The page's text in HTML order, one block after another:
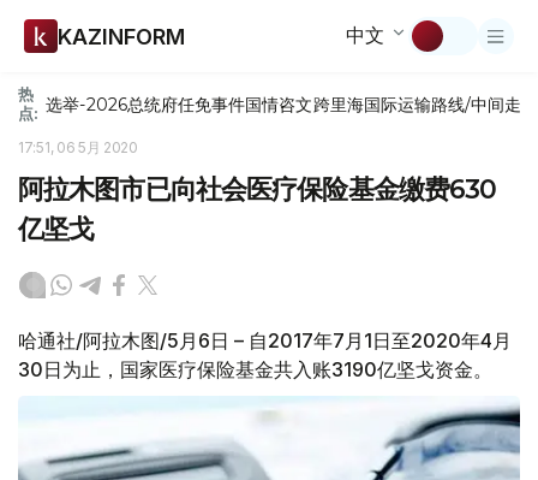
KAZINFORM 中文
热
点: 选举-2026总统府任免事件国情咨文跨里海国际运输路线/中间走廊
17:51, 06 5月 2020
阿拉木图市已向社会医疗保险基金缴费630
亿坚戈
哈通社/阿拉木图/5月6日 – 自2017年7月1日至2020年4月
30日为止，国家医疗保险基金共入账3190亿坚戈资金。